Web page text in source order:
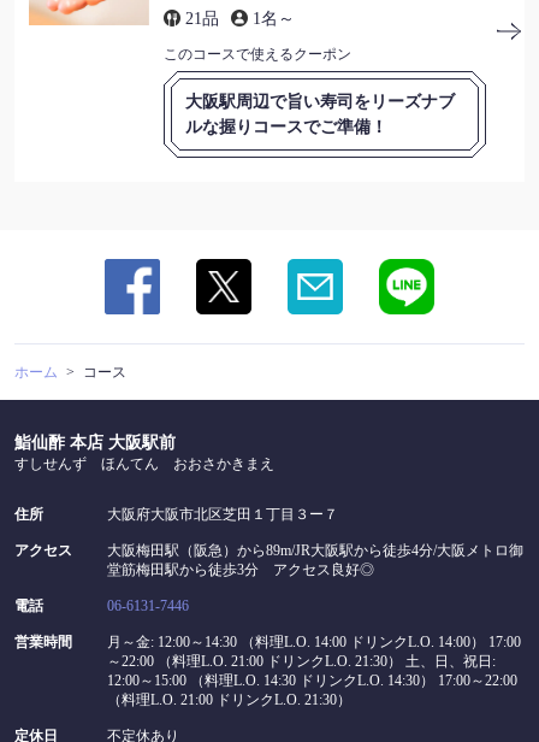
21品 1名～
このコースで使えるクーポン
大阪駅周辺で旨い寿司をリーズナブ
ルな握りコースでご準備！
ホーム コース
鮨仙酢 本店 大阪駅前
すしせんず ほんてん おおさかきまえ
住所 大阪府大阪市北区芝田１丁目３ー７
アクセス
大阪梅田駅（阪急）から89m/JR大阪駅から徒歩4分/大阪メトロ御
堂筋梅田駅から徒歩3分 アクセス良好◎
電話 06-6131-7446
営業時間
月～金: 12:00～14:30 （料理L.O. 14:00 ドリンクL.O. 14:00） 17:00
～22:00 （料理L.O. 21:00 ドリンクL.O. 21:30） 土、日、祝日:
12:00～15:00 （料理L.O. 14:30 ドリンクL.O. 14:30） 17:00～22:00
（料理L.O. 21:00 ドリンクL.O. 21:30）
定休日 不定休あり
お店情報をコピー